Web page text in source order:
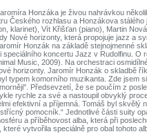
Honzáka je živou nahrávkou
Českého rozhlasu a Honzákova
klarinet), Vít Křišťan (piano), Martin
Nové horizonty, která propojuje jazz a
Honzák na základě stejnojmenné
koncertu Jazz v Rudolfinu. O
Music, 2009). Na orchestraci
horizonty. Jaromír Honzák o skladbě
typem komorního muzikanta. Zde jsem
Předsevzetí, že se poučím z
rychle za své a nastoupil obvyklý
efektivní a příjemná. Tomáš byl skvělý
pomocník.“ Jednotlivé části suity
a příběhovost alba, která při
vytvořila speciálně pro obal tohoto